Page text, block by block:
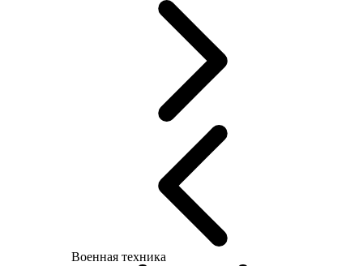
Военная техника